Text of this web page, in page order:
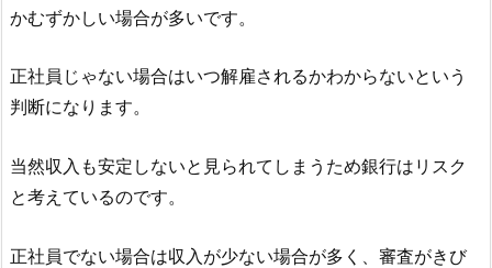
かむずかしい場合が多いです。
正社員じゃない場合はいつ解雇されるかわからないという
判断になります。
当然収入も安定しないと見られてしまうため銀行はリスク
と考えているのです。
正社員でない場合は収入が少ない場合が多く、審査がきび